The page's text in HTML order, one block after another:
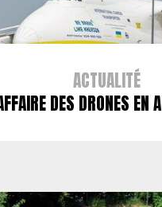
ACTUALITÉ
DES DRONES EN